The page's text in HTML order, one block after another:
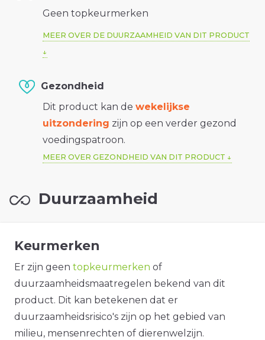
Geen topkeurmerken
MEER OVER DE DUURZAAMHEID VAN DIT PRODUCT
Gezondheid
Dit product kan de wekelijkse
uitzondering zijn op een verder gezond
voedingspatroon.
MEER OVER GEZONDHEID VAN DIT PRODUCT
Duurzaamheid
Keurmerken
Er zijn geen topkeurmerken of
duurzaamheidsmaatregelen bekend van dit
product. Dit kan betekenen dat er
duurzaamheidsrisico's zijn op het gebied van
milieu, mensenrechten of dierenwelzijn.